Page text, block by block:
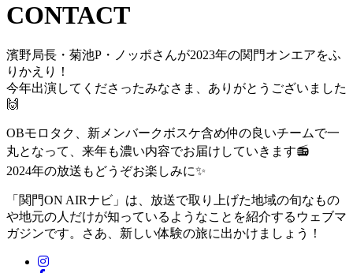
CONTACT
濱野局長・菊池P・ノッポさんが2023年の関門オンエアをふ
りかえり！
今年出演してくださったみなさま、ありがとうございました
🙌
OBモロタク、新メンバークボスケ含め仲の良いチームで一
丸となって、来年も濃い内容でお届けしていきます📻
2024年の放送もどうぞお楽しみに✨
「関門ON AIRナビ」は、放送で取り上げた地域の旬なもの
や地元の人だけが知っているようなことを紹介するウェブマ
ガジンです。さあ、新しい体験の旅に出かけましょう！